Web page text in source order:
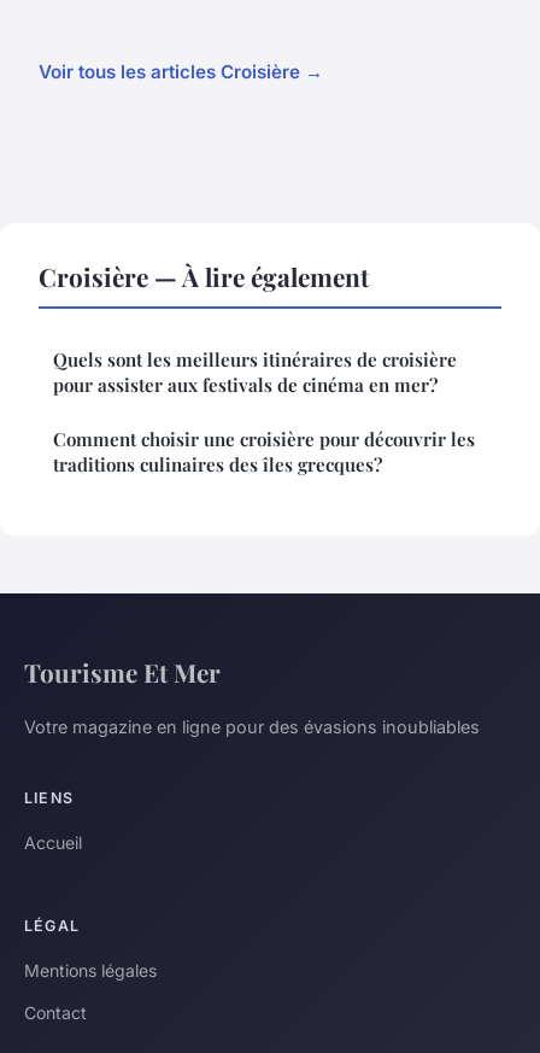
Voir tous les articles Croisière →
Croisière — À lire également
Quels sont les meilleurs itinéraires de croisière
pour assister aux festivals de cinéma en mer?
Comment choisir une croisière pour découvrir les
traditions culinaires des îles grecques?
Tourisme Et Mer
Votre magazine en ligne pour des évasions inoubliables
LIENS
Accueil
LÉGAL
Mentions légales
Contact